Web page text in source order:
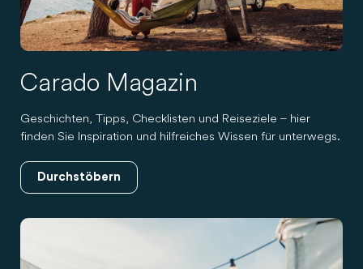
Carado Magazin
Geschichten, Tipps, Checklisten und Reiseziele – hier
finden Sie Inspiration und hilfreiches Wissen für unterwegs.
Durchstöbern